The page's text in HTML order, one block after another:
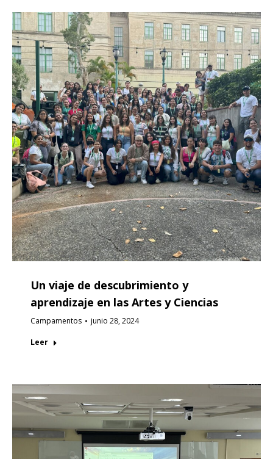
Un viaje de descubrimiento y
aprendizaje en las Artes y Ciencias
Campamentos junio 28, 2024
Leer